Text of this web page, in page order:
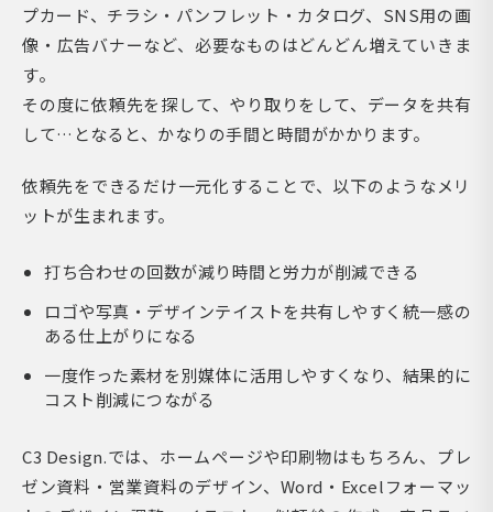
プカード、チラシ・パンフレット・カタログ、SNS用の画
像・広告バナーなど、必要なものはどんどん増えていきま
す。
その度に依頼先を探して、やり取りをして、データを共有
して…となると、かなりの手間と時間がかかります。
依頼先をできるだけ一元化することで、以下のようなメリ
ットが生まれます。
打ち合わせの回数が減り時間と労力が削減できる
ロゴや写真・デザインテイストを共有しやすく統一感の
ある仕上がりになる
一度作った素材を別媒体に活用しやすくなり、結果的に
コスト削減につながる
C3 Design.では、ホームページや印刷物はもちろん、プレ
ゼン資料・営業資料のデザイン、Word・Excelフォーマッ